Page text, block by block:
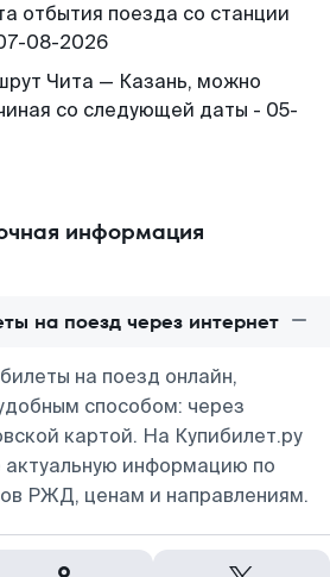
отбытия поезда со станции
08-2026
Чита — Казань, можно
со следующей даты - 05-
информация
на поезд через интернет
на поезд онлайн,
способом: через
картой. На Купибилет.ру
актуальную информацию по
РЖД, ценам и направлениям.